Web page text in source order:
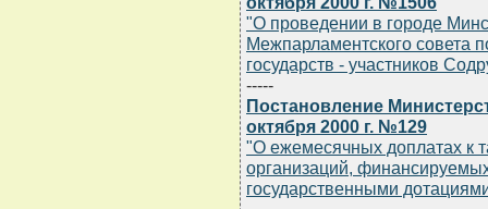
"О проведении в городе
Межпарламентского совета
государств - участников
-----
Постановление
октября 2000 г. №129
"О ежемесячных доплатах к
организаций,
государственными